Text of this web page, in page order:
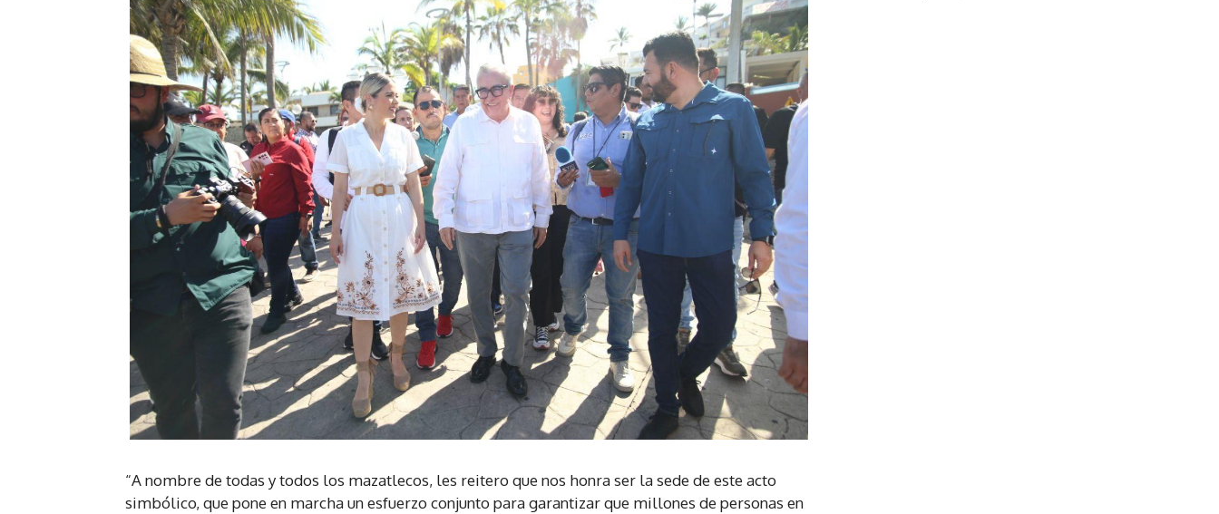
“A nombre de todas y todos los mazatlecos, les reitero que nos honra ser la sede de este acto
simbólico, que pone en marcha un esfuerzo conjunto para garantizar que millones de personas en